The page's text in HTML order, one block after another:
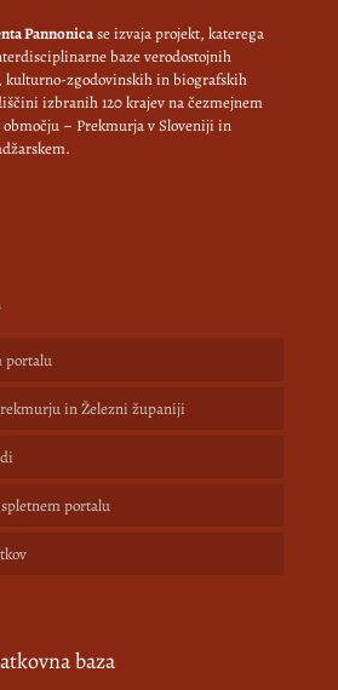
Pannonicase izvaja projekt, katerega
baze verodostojnih
kulturno-zgodovinskih in biografskih
izbranih 120 krajev na čezmejnem
območju – Prekmurja v Sloveniji in
portalu
in Železni županiji
portalu
baza